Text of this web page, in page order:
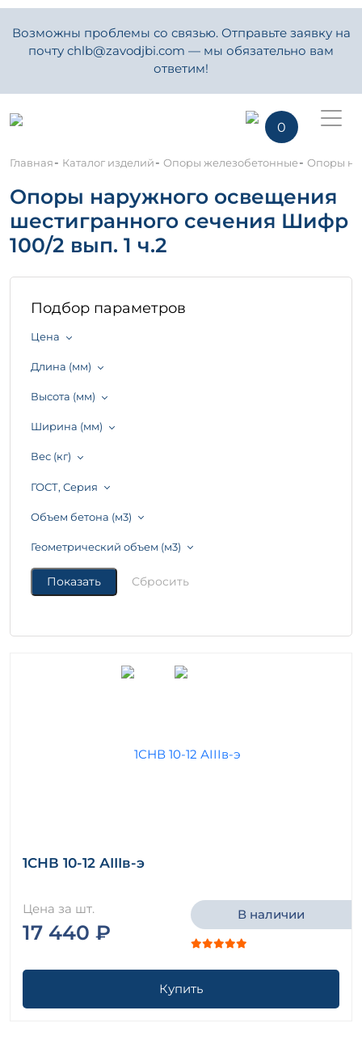
Возможны проблемы со связью. Отправьте заявку на
почту chlb@zavodjbi.com — мы обязательно вам
ответим!
0
Главная- Каталог изделий- Опоры железобетонные- Опоры
Опоры наружного освещения
шестигранного сечения Шифр
100/2 вып. 1 ч.2
Подбор параметров
Цена
Длина (мм)
Высота (мм)
Ширина (мм)
Вес (кг)
ГОСТ, Серия
Объем бетона (м3)
Геометрический объем (м3)
1СНВ 10-12 АIIIв-э
Цена за шт.
17 440 ₽
В наличии
Купить